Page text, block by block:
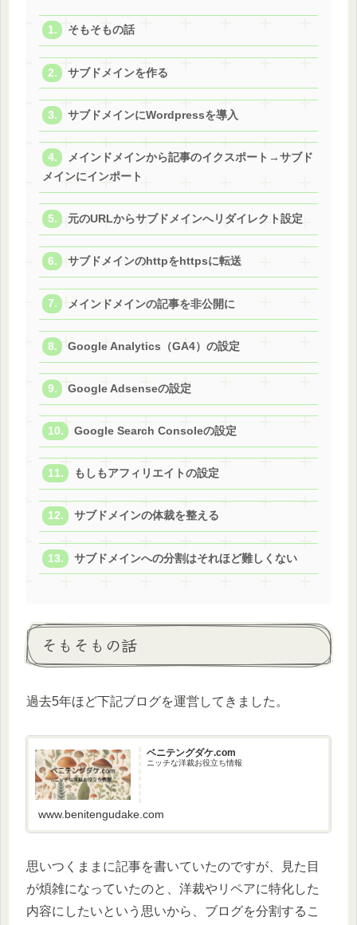
そもそもの話
サブドメインを作る
サブドメインにWordpressを導入
メインドメインから記事のイクスポート→サブド
メインにインポート
元のURLからサブドメインへリダイレクト設定
サブドメインのhttpをhttpsに転送
メインドメインの記事を非公開に
Google Analytics（GA4）の設定
Google Adsenseの設定
Google Search Consoleの設定
もしもアフィリエイトの設定
サブドメインの体裁を整える
サブドメインへの分割はそれほど難しくない
そもそもの話
過去5年ほど下記ブログを運営してきました。
ベニテングダケ.com
ニッチな洋裁お役立ち情報
www.benitengudake.com
思いつくままに記事を書いていたのですが、見た目
が煩雑になっていたのと、洋裁やリペアに特化した
内容にしたいという思いから、ブログを分割するこ